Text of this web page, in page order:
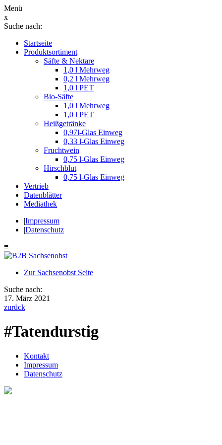
Menü
x
Suche nach:
Startseite
Produktsortiment
Säfte & Nektare
1,0 l Mehrweg
0,2 l Mehrweg
1,0 l PET
Bio-Säfte
1,0 l Mehrweg
1,0 l PET
Heißgetränke
0,97l-Glas Einweg
0,33 l-Glas Einweg
Fruchtwein
0,75 l-Glas Einweg
Hirschblut
0,75 l-Glas Einweg
Vertrieb
Datenblätter
Mediathek
|Impressum
|Datenschutz
≡
Zur Sachsenobst Seite
Suche nach:
17. März 2021
zurück
#Tatendurstig
Kontakt
Impressum
Datenschutz